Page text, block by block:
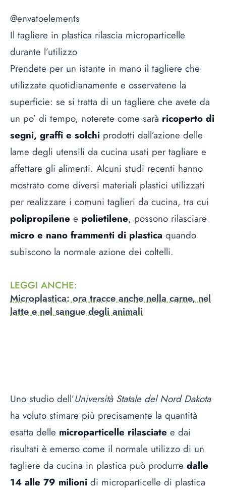
@envatoelements
Il tagliere in plastica rilascia microparticelle
durante l’utilizzo
Prendete per un istante in mano il tagliere che
utilizzate quotidianamente e osservatene la
superficie: se si tratta di un tagliere che avete da
un po’ di tempo, noterete come sarà ricoperto di
segni, graffi e solchi prodotti dall’azione delle
lame degli utensili da cucina usati per tagliare e
affettare gli alimenti. Alcuni studi recenti hanno
mostrato come diversi materiali plastici utilizzati
per realizzare i comuni taglieri da cucina, tra cui
polipropilene e polietilene, possono rilasciare
micro e nano frammenti di plastica quando
subiscono la normale azione dei coltelli.
LEGGI ANCHE:
Microplastica: ora tracce anche nella carne, nel
latte e nel sangue degli animali
Uno studio dell’Università Statale del Nord Dakota
ha voluto stimare più precisamente la quantità
esatta delle microparticelle rilasciate e dai
risultati è emerso come il normale utilizzo di un
tagliere da cucina in plastica può produrre dalle
14 alle 79 milioni di microparticelle di plastica